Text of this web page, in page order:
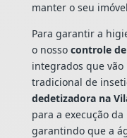
manter o seu
Para garantir a
o nosso controle
integrados que
tradicional de
dedetizadora na
para a execução da
garantindo que a